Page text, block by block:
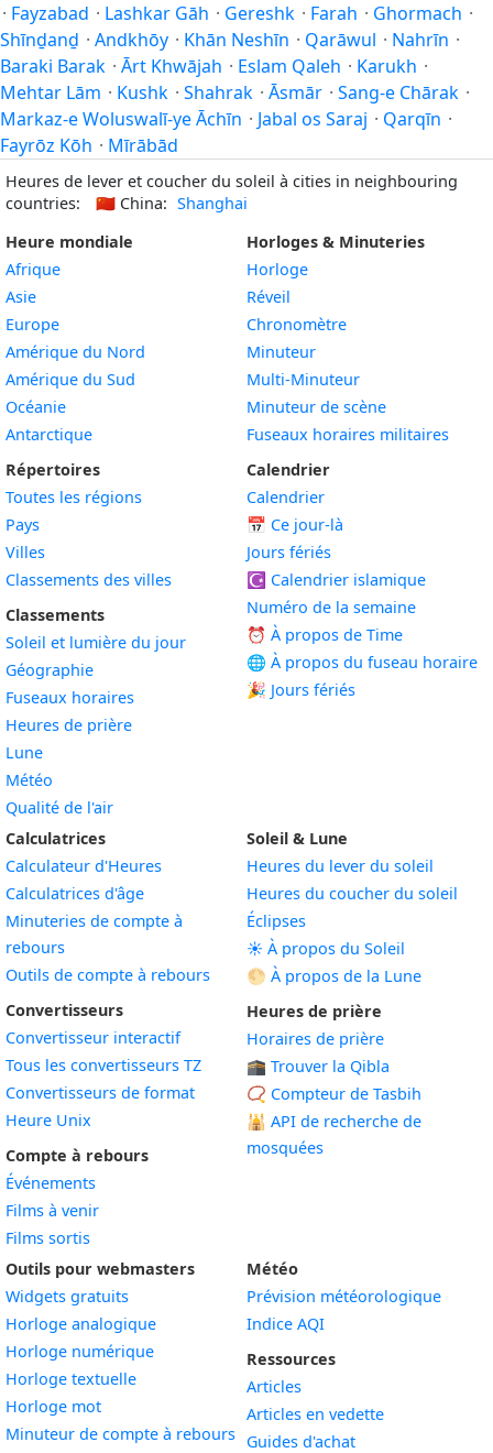
· Fayzabad · Lashkar Gāh · Gereshk · Farah · Ghormach ·
Shīnḏanḏ · Andkhōy · Khān Neshīn · Qarāwul · Nahrīn ·
Baraki Barak · Ārt Khwājah · Eslam Qaleh · Karukh ·
Mehtar Lām · Kushk · Shahrak · Āsmār · Sang-e Chārak ·
Markaz-e Woluswalī-ye Āchīn · Jabal os Saraj · Qarqīn ·
Fayrōz Kōh · Mīrābād
Heures de lever et coucher du soleil à cities in neighbouring
countries:
🇨🇳 China: Shanghai
Heure mondiale
Afrique
Asie
Europe
Amérique du Nord
Amérique du Sud
Océanie
Antarctique
Répertoires
Toutes les régions
Pays
Villes
Classements des villes
Classements
Soleil et lumière du jour
Géographie
Fuseaux horaires
Heures de prière
Lune
Météo
Qualité de l'air
Horloges & Minuteries
Horloge
Réveil
Chronomètre
Minuteur
Multi-Minuteur
Minuteur de scène
Fuseaux horaires militaires
Calendrier
Calendrier
📅 Ce jour-là
Jours fériés
☪️ Calendrier islamique
Numéro de la semaine
⏰ À propos de Time
🌐 À propos du fuseau horaire
🎉 Jours fériés
Calculatrices
Calculateur d'Heures
Calculatrices d'âge
Minuteries de compte à
rebours
Outils de compte à rebours
Convertisseurs
Convertisseur interactif
Tous les convertisseurs TZ
Convertisseurs de format
Heure Unix
Compte à rebours
Événements
Films à venir
Films sortis
Soleil & Lune
Heures du lever du soleil
Heures du coucher du soleil
Éclipses
☀️ À propos du Soleil
🌕 À propos de la Lune
Heures de prière
Horaires de prière
🕋 Trouver la Qibla
📿 Compteur de Tasbih
🕌 API de recherche de
mosquées
Outils pour webmasters
Widgets gratuits
Horloge analogiqueWidget
Horloge numériqueWidget
Horloge textuelleWidget
Horloge motWidget
Minuteur de compte à rebours Widget
Météo
Prévision météorologique
Indice AQI
Ressources
Articles
Articles en vedette
Guides d'achat